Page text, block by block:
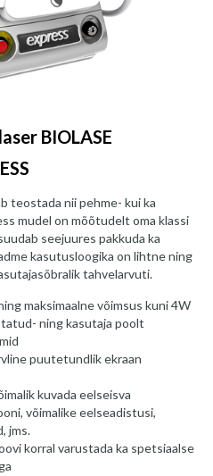
BIOLASE
teostada nii pehme- kui ka
mudel on mõõtudelt oma klassi
seejuures pakkuda ka
kasutusloogika on lihtne ning
tahvelarvuti.
maksimaalne võimsus kuni 4W
ning kasutaja poolt
puutetundlik ekraan
kuvada eelseisva
võimalike eelseadistusi,
jms.
korral varustada ka spetsiaalse